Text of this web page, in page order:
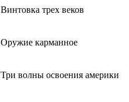
Винтовка трех веков
Оружие карманное
Три волны освоения америки